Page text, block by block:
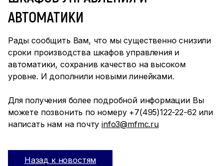
АВТОМАТИКИ
Рады сообщить Вам, что мы существенно снизили
сроки производства шкафов управления и
автоматики, сохранив качество на высоком
уровне. И дополнили новыми линейками.
Для получения более подробной информации Вы
можете позвонить по номеру +7(495)122-22-62 или
написать нам на почтуinfo3@mfmc.ru
Назад к новостям